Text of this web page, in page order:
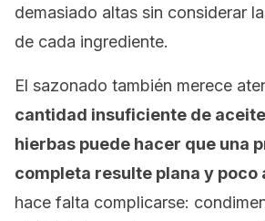
demasiado altas sin considerar
de cada ingrediente.
El sazonado también merece
cantidad insuficiente de
hierbas puede hacer que una
completa resulte plana y poco
hace falta complicarse: